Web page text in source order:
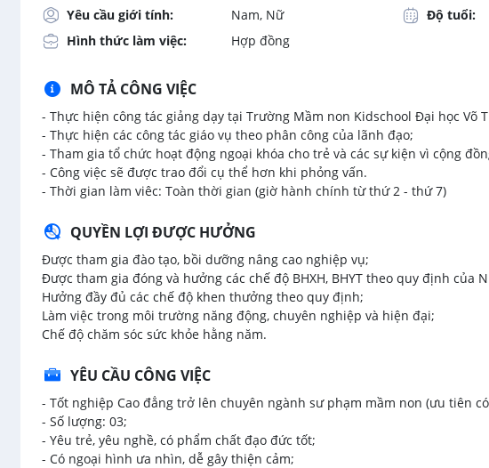
Yêu cầu giới tính:
Nam, Nữ Độ tuổi:
Hình thức làm việc:
Hợp đồng
MÔ TẢ CÔNG VIỆC
- Thực hiện công tác giảng dạy tại Trường Mầm non Kidschool Đại học Võ
- Thực hiện các công tác giáo vụ theo phân công của lãnh đạo;
- Tham gia tổ chức hoạt động ngoại khóa cho trẻ và các sự kiện vì cộng
- Công việc sẽ được trao đổi cụ thể hơn khi phỏng vấn.
- Thời gian làm viêc: Toàn thời gian (giờ hành chính từ thứ 2 - thứ 7)
QUYỀN LỢI ĐƯỢC HƯỞNG
Được tham gia đào tạo, bồi dưỡng nâng cao nghiệp vụ;
Được tham gia đóng và hưởng các chế độ BHXH, BHYT theo quy định của
Hưởng đầy đủ các chế độ khen thưởng theo quy định;
Làm việc trong môi trường năng động, chuyên nghiệp và hiện đại;
Chế độ chăm sóc sức khỏe hằng năm.
YÊU CẦU CÔNG VIỆC
- Tốt nghiệp Cao đẳng trở lên chuyên ngành sư phạm mầm non (ưu tiên
- Số lượng: 03;
- Yêu trẻ, yêu nghề, có phẩm chất đạo đức tốt;
- Có ngoại hình ưa nhìn, dễ gây thiện cảm;